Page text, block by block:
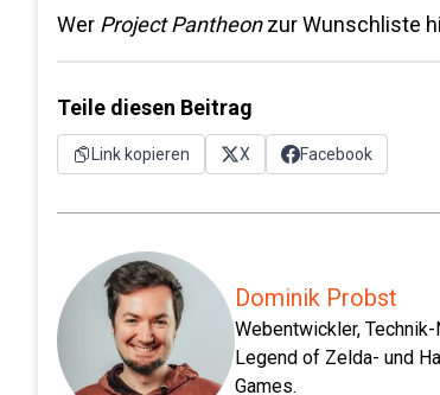
Wer Project Pantheonzur Wunschliste
Teile diesen Beitrag
Link kopieren X Facebook
Dominik Probst
Webentwickler,
Legend of Zelda- und
Games.